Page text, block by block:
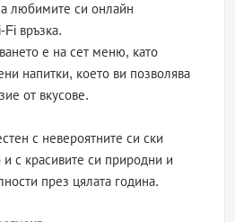
любимите си онлайн
Fi връзка.
е на сет меню, като
напитки, което ви позволява
от вкусове.
с невероятните си ски
с красивите си природни и
през цялата година.